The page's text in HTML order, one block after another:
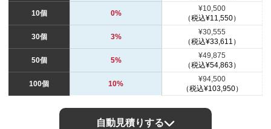
10個 0%
¥10,500
（税込¥11,550）
30個 3%
¥30,555
（税込¥33,611）
50個 5%
¥49,875
（税込¥54,863）
100個 10%
¥94,500
（税込¥103,950）
自動見積りする